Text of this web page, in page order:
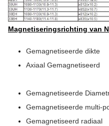
Magnetiseringsrichting van
Gemagnetiseerde dikte
Axiaal Gemagnetiseerd
Gemagnetiseerde
Gemagnetiseerde multi-
Gemagnetiseerd radiaal